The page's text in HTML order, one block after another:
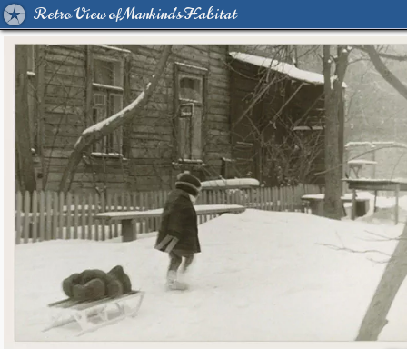
Retro View of Mankind's Habitat